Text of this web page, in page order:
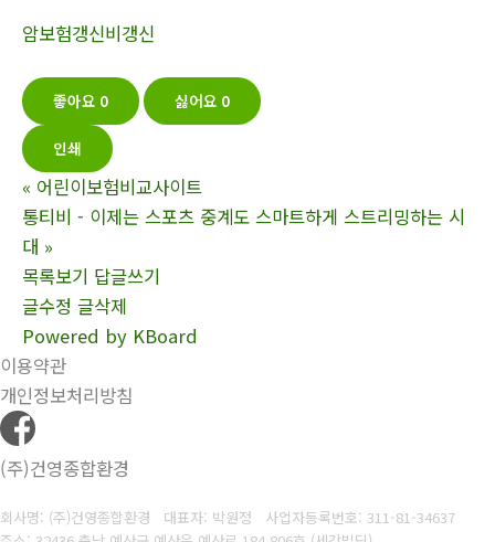
암보험갱신비갱신
좋아요 0 싫어요 0
인쇄
« 어린이보험비교사이트
통티비 - 이제는 스포츠 중계도 스마트하게 스트리밍하는 시
대 »
목록보기 답글쓰기
글수정 글삭제
Powered by KBoard
이용약관
개인정보처리방침
(주)건영종합환경
회사명: (주)건영종합환경 대표자: 박원정 사업자등록번호: 311-81-34637